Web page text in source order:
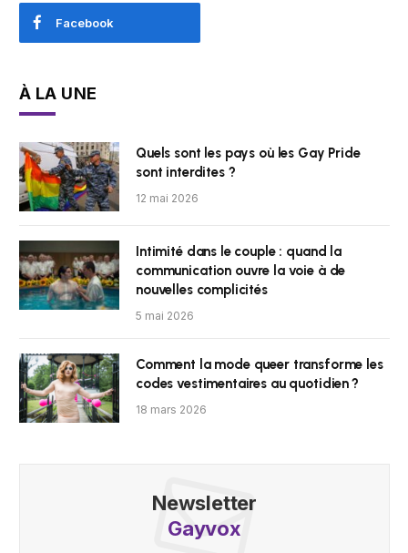
Facebook
À LA UNE
Quels sont les pays où les Gay Pride
sont interdites ?
12 mai 2026
Intimité dans le couple : quand la
communication ouvre la voie à de
nouvelles complicités
5 mai 2026
Comment la mode queer transforme les
codes vestimentaires au quotidien ?
18 mars 2026
Newsletter
Gayvox